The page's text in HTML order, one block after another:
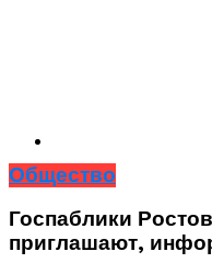
Общество
Госпаблики
приглашают,